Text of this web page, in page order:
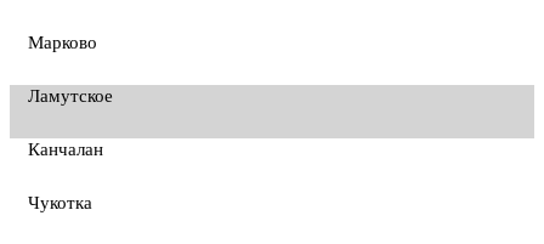
Марково
Ламутское
Канчалан
Чукотка